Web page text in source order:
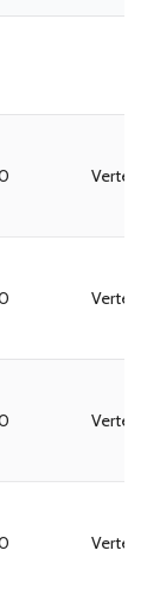
Vertes
Vertes
Vertes
Vertes